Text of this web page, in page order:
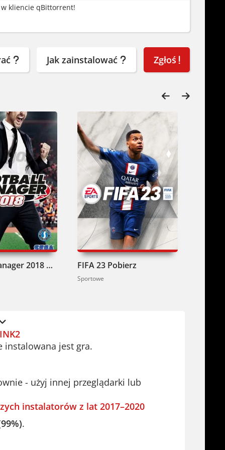
kliencie qBittorrent!
Zgłoś
Jak zainstalować
Football Manager 2018 Pobierz FIFA 23 Pobierz
Sportowe
instalowana jest gra.
- użyj innej przeglądarki lub
instalatorów z lat 2017–2020
.